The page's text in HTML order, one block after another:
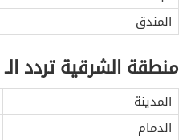
المندق
منطقة الشرقية تردد الـ FM
المدينة
الدمام